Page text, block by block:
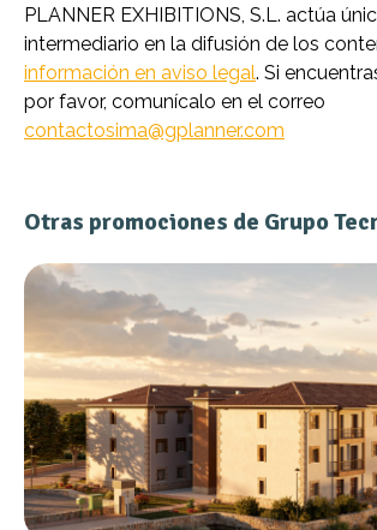
PLANNER EXHIBITIONS, S.L. actúa
intermediario en la difusión de los
información en aviso legal. Si
por favor, comunícalo en el correo
contactosima@gplanner.com
Otras promociones de Grupo